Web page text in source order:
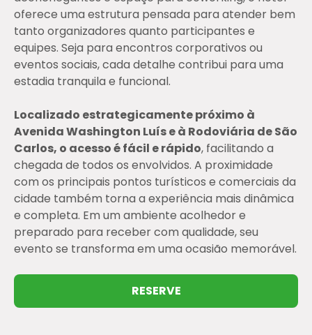
oferece uma estrutura pensada para atender bem
tanto organizadores quanto participantes e
equipes. Seja para encontros corporativos ou
eventos sociais, cada detalhe contribui para uma
estadia tranquila e funcional.
Localizado estrategicamente próximo à
Avenida Washington Luís e à Rodoviária de São
Carlos, o acesso é fácil e rápido, facilitando a
chegada de todos os envolvidos. A proximidade
com os principais pontos turísticos e comerciais da
cidade também torna a experiência mais dinâmica
e completa. Em um ambiente acolhedor e
preparado para receber com qualidade, seu
evento se transforma em uma ocasião memorável.
RESERVE